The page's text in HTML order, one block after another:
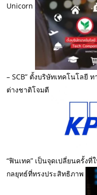
Unicorn
– SCB” ตั้งบริษัทเทคโนโลยี
ต่างชาติโจมตี
“ฟินเทค” เป็นจุดเปลี่ยนครั้ง
กลยุทธ์ที่ทรงประสิทธิภาพ